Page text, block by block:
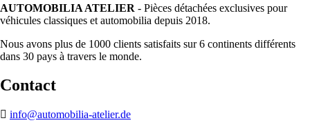
AUTOMOBILIA ATELIER - Pièces détachées exclusives pour
véhicules classiques et automobilia depuis 2018.
Nous avons plus de 1000 clients satisfaits sur 6 continents différents
dans 30 pays à travers le monde.
Contact
info@automobilia-atelier.de